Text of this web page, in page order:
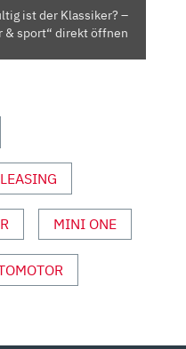
ist der Klassiker? –
& sport“ direkt öffnen
LEASING
MINI ONE